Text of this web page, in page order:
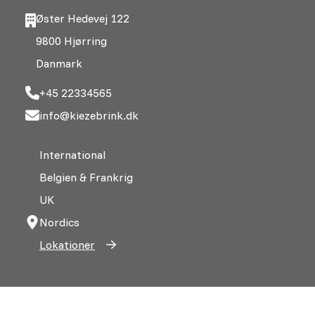
Øster Hedevej 122
9800 Hjørring
Danmark
+45 22334565
info@kiezebrink.dk
International
Belgien & Frankrig
UK
Nordics
Lokationer